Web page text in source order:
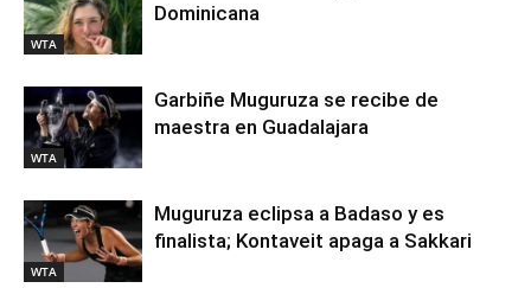
WTA
Dominicana
WTA
Garbiñe Muguruza se recibe de
maestra en Guadalajara
WTA
Muguruza eclipsa a Badaso y es
finalista; Kontaveit apaga a Sakkari